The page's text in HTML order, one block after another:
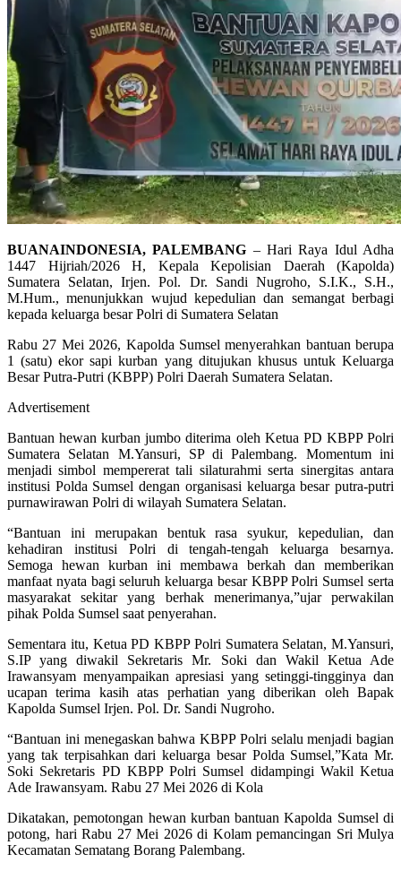
BUANAINDONESIA, PALEMBANG – Hari Raya Idul Adha
1447 Hijriah/2026 H, Kepala Kepolisian Daerah (Kapolda)
Sumatera Selatan, Irjen. Pol. Dr. Sandi Nugroho, S.I.K., S.H.,
M.Hum., menunjukkan wujud kepedulian dan semangat berbagi
kepada keluarga besar Polri di Sumatera Selatan
Rabu 27 Mei 2026, Kapolda Sumsel menyerahkan bantuan berupa
1 (satu) ekor sapi kurban yang ditujukan khusus untuk Keluarga
Besar Putra-Putri (KBPP) Polri Daerah Sumatera Selatan.
Advertisement
Bantuan hewan kurban jumbo diterima oleh Ketua PD KBPP Polri
Sumatera Selatan M.Yansuri, SP di Palembang. Momentum ini
menjadi simbol mempererat tali silaturahmi serta sinergitas antara
institusi Polda Sumsel dengan organisasi keluarga besar putra-putri
purnawirawan Polri di wilayah Sumatera Selatan.
“Bantuan ini merupakan bentuk rasa syukur, kepedulian, dan
kehadiran institusi Polri di tengah-tengah keluarga besarnya.
Semoga hewan kurban ini membawa berkah dan memberikan
manfaat nyata bagi seluruh keluarga besar KBPP Polri Sumsel serta
masyarakat sekitar yang berhak menerimanya,”ujar perwakilan
pihak Polda Sumsel saat penyerahan.
Sementara itu, Ketua PD KBPP Polri Sumatera Selatan, M.Yansuri,
S.IP yang diwakil Sekretaris Mr. Soki dan Wakil Ketua Ade
Irawansyam menyampaikan apresiasi yang setinggi-tingginya dan
ucapan terima kasih atas perhatian yang diberikan oleh Bapak
Kapolda Sumsel Irjen. Pol. Dr. Sandi Nugroho.
“Bantuan ini menegaskan bahwa KBPP Polri selalu menjadi bagian
yang tak terpisahkan dari keluarga besar Polda Sumsel,”Kata Mr.
Soki Sekretaris PD KBPP Polri Sumsel didampingi Wakil Ketua
Ade Irawansyam. Rabu 27 Mei 2026 di Kola
Dikatakan, pemotongan hewan kurban bantuan Kapolda Sumsel di
potong, hari Rabu 27 Mei 2026 di Kolam pemancingan Sri Mulya
Kecamatan Sematang Borang Palembang.